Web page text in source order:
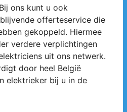
ons kunt u ook
offerteservice die
gekoppeld. Hiermee
verdere verplichtingen
uit ons netwerk.
door heel België
elektrieker bij u in de